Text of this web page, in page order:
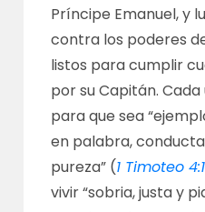
Príncipe Emanuel, y
contra los poderes
listos para cumplir
por su Capitán.
para que sea
en palabra,
pureza” (1 Timoteo
vivir “sobria, justa y